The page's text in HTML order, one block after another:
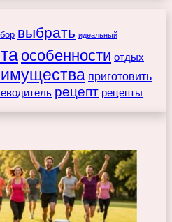
выбрать идеальный
особенности отдых
приготовить
рецепт рецепты